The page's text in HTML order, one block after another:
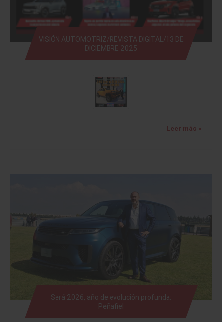
VISIÓN AUTOMOTRIZ/REVISTA DIGITAL/13 DE
DICIEMBRE 2025
Leer más »
Será 2026, año de evolución profunda:
Peñafiel